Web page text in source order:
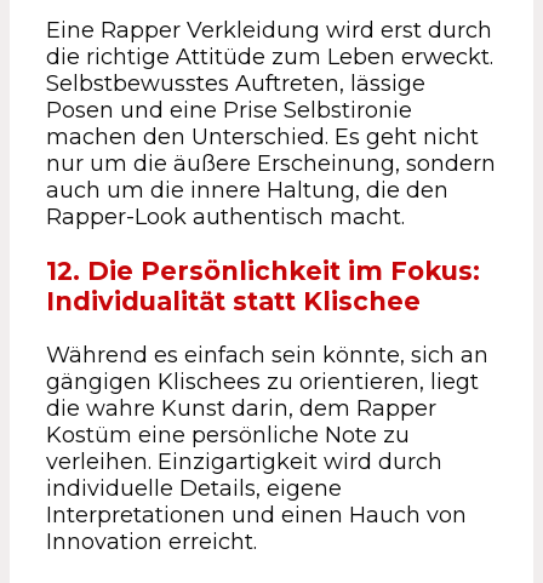
Eine Rapper Verkleidung wird erst durch
die richtige Attitüde zum Leben erweckt.
Selbstbewusstes Auftreten, lässige
Posen und eine Prise Selbstironie
machen den Unterschied. Es geht nicht
nur um die äußere Erscheinung, sondern
auch um die innere Haltung, die den
Rapper-Look authentisch macht.
12. Die Persönlichkeit im Fokus:
Individualität statt Klischee
Während es einfach sein könnte, sich an
gängigen Klischees zu orientieren, liegt
die wahre Kunst darin, dem Rapper
Kostüm eine persönliche Note zu
verleihen. Einzigartigkeit wird durch
individuelle Details, eigene
Interpretationen und einen Hauch von
Innovation erreicht.